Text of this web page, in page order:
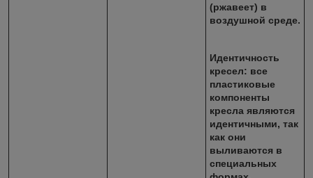
(ржавеет) в
воздушной среде.
Идентичность
кресел: все
пластиковые
компоненты
кресла являются
идентичными, так
как они
выливаются в
специальных